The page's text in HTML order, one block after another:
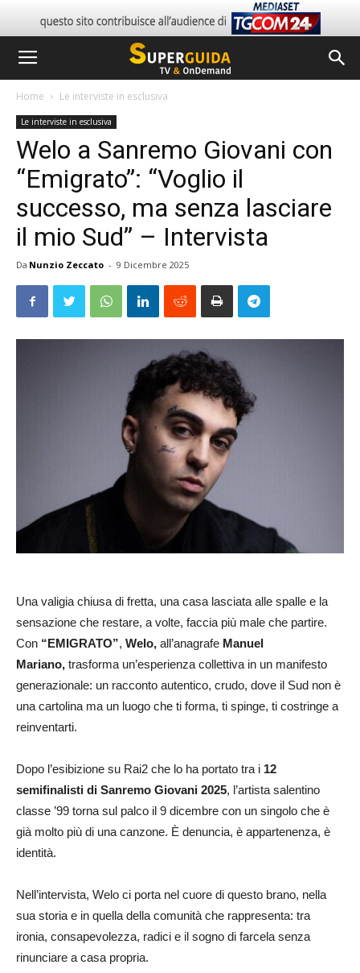
Home Le interviste in esclusiva
Le interviste in esclusiva
Welo a Sanremo Giovani con
“Emigrato”: “Voglio il
successo, ma senza lasciare
il mio Sud” – Intervista
Da Nunzio Zeccato - 9 Dicembre 2025
Una valigia chiusa di fretta, una casa lasciata alle spalle e la
sensazione che restare, a volte, faccia più male che partire.
Con “EMIGRATO”, Welo, all’anagrafe Manuel
Mariano, trasforma un’esperienza collettiva in un manifesto
generazionale: un racconto autentico, crudo, dove il Sud non è
una cartolina ma un luogo che ti forma, ti spinge, ti costringe a
reinventarti.
Dopo l’esibizione su Rai2 che lo ha portato tra i 12
semifinalisti di Sanremo Giovani 2025, l’artista salentino
classe ’99 torna sul palco il 9 dicembre con un singolo che è
già molto più di una canzone. È denuncia, è appartenenza, è
identità.
Nell’intervista, Welo ci porta nel cuore di questo brano, nella
sua storia e in quella della comunità che rappresenta: tra
ironia, consapevolezza, radici e il sogno di farcela senza
rinunciare a casa propria.